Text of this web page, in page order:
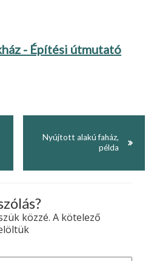
- Építési útmutató
Nyújtott alakú faház,
példa
közzé. A kötelező